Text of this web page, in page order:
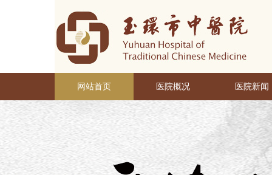
网站首页 医院概况 医院新闻